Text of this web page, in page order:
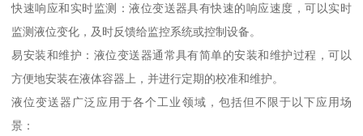
快速响应和实时监测：液位变送器具有快速的响应速度，可以实时
监测液位变化，及时反馈给监控系统或控制设备。
易安装和维护：液位变送器通常具有简单的安装和维护过程，可以
方便地安装在液体容器上，并进行定期的校准和维护。
液位变送器广泛应用于各个工业领域，包括但不限于以下应用场
景：